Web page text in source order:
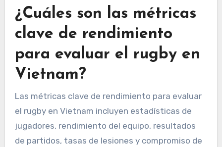
¿Cuáles son las métricas
clave de rendimiento
para evaluar el rugby en
Vietnam?
Las métricas clave de rendimiento para evaluar
el rugby en Vietnam incluyen estadísticas de
jugadores, rendimiento del equipo, resultados
de partidos, tasas de lesiones y compromiso de